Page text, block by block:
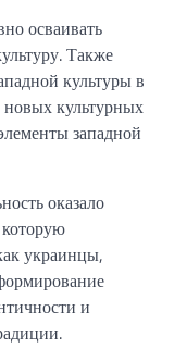
осваивать
Также
культуры в
культурных
западной
оказало
украинцы,
и